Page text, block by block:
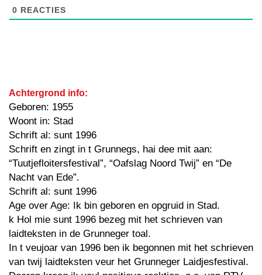
0 REACTIES
Achtergrond info:
Geboren: 1955
Woont in: Stad
Schrift al: sunt 1996
Schrift en zingt in t Grunnegs, hai dee mit aan:
“Tuutjefloitersfestival”, “Oafslag Noord Twij” en “De
Nacht van Ede”.
Schrift al: sunt 1996
Age over Age: Ik bin geboren en opgruid in Stad.
k Hol mie sunt 1996 bezeg mit het schrieven van
laidteksten in de Grunneger toal.
In t veujoar van 1996 ben ik begonnen mit het schrieven
van twij laidteksten veur het Grunneger Laidjesfestival.